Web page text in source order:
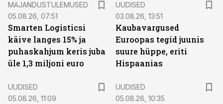
MAJANDUSTULEMUSED
05.08.26, 07:51
Smarten Logisticsi
käive langes 15% ja
puhaskahjum keris juba
üle 1,3 miljoni euro
UUDISED
03.08.26, 13:51
Kaubavargused
Euroopas tegid juunis
suure hüppe, eriti
Hispaanias
UUDISED
05.08.26, 11:09
UUDISED
05.08.26, 10:35